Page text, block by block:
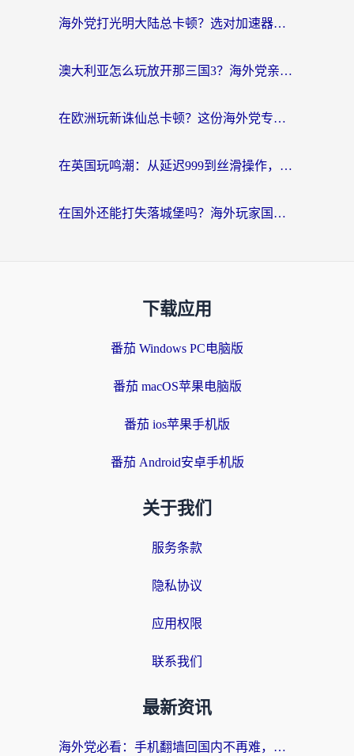
海外党打光明大陆总卡顿？选对加速器才是关键！（附亲测好用的推荐）
澳大利亚怎么玩放开那三国3？海外党亲测有效的国服游戏加速指南
在欧洲玩新诛仙总卡顿？这份海外党专属加速器指南帮你解决延迟难题
在英国玩鸣潮：从延迟999到丝滑操作，我是怎么做到的？
在国外还能打失落城堡吗？海外玩家国服游戏加速终极指南（附北美玩online加速器下载技巧）
下载应用
番茄 Windows PC电脑版
番茄 macOS苹果电脑版
番茄 ios苹果手机版
番茄 Android安卓手机版
关于我们
服务条款
隐私协议
应用权限
联系我们
最新资讯
海外党必看：手机翻墙回国内不再难，一篇搞定无缝访问国内资源指南